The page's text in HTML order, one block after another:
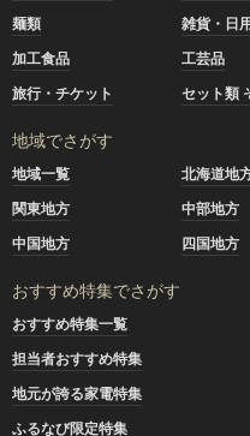
麺類
雑貨・日
加工食品
工芸品
旅行・チケット
セット類
地域でさがす
地域一覧 北海道地
関東地方
中部地方
中国地方
四国地方
おすすめ特集でさがす
おすすめ特集一覧
担当者おすすめ特集
地元が誇る家電特集
ふるなび限定特集